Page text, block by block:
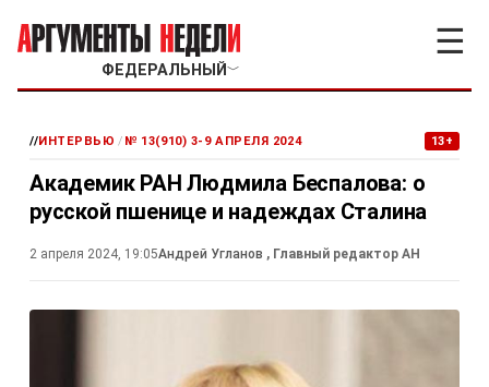
ФЕДЕРАЛЬНЫЙ ﹀
☰
//ИНТЕРВЬЮ / № 13(910) 3-9 АПРЕЛЯ 2024 13+
Академик РАН Людмила Беспалова: о
русской пшенице и надеждах Сталина
2 апреля 2024, 19:05Андрей Угланов , Главный редактор АН